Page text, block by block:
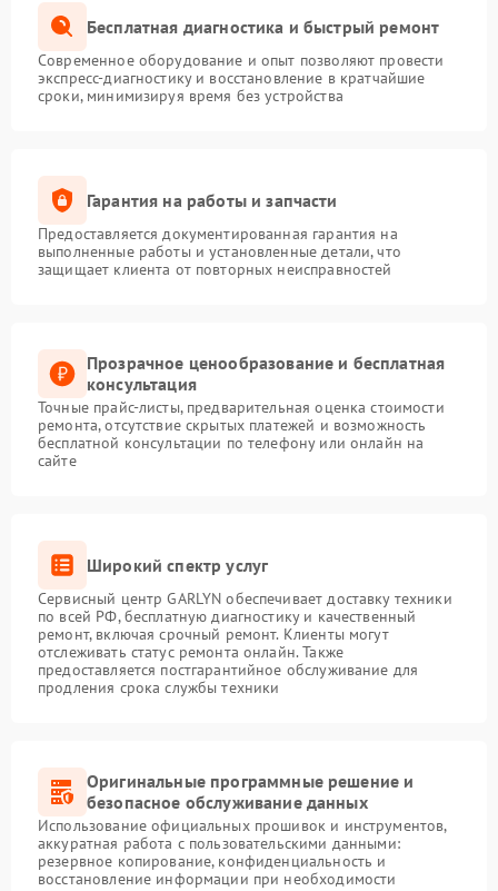
Бесплатная диагностика и быстрый ремонт
Современное оборудование и опыт позволяют провести
экспресс-диагностику и восстановление в кратчайшие
сроки, минимизируя время без устройства
Гарантия на работы и запчасти
Предоставляется документированная гарантия на
выполненные работы и установленные детали, что
защищает клиента от повторных неисправностей
Прозрачное ценообразование и бесплатная
консультация
Точные прайс-листы, предварительная оценка стоимости
ремонта, отсутствие скрытых платежей и возможность
бесплатной консультации по телефону или онлайн на
сайте
Широкий спектр услуг
Сервисный центр GARLYN обеспечивает доставку техники
по всей РФ, бесплатную диагностику и качественный
ремонт, включая срочный ремонт. Клиенты могут
отслеживать статус ремонта онлайн. Также
предоставляется постгарантийное обслуживание для
продления срока службы техники
Оригинальные программные решение и
безопасное обслуживание данных
Использование официальных прошивок и инструментов,
аккуратная работа с пользовательскими данными:
резервное копирование, конфиденциальность и
восстановление информации при необходимости